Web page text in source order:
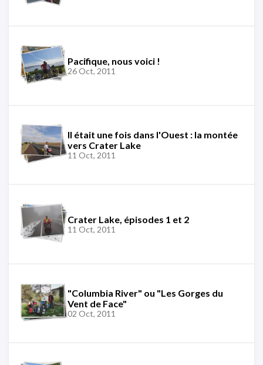
Pacifique, nous voici !
26 Oct, 2011
Il était une fois dans l'Ouest : la montée
vers Crater Lake
11 Oct, 2011
Crater Lake, épisodes 1 et 2
11 Oct, 2011
"Columbia River" ou "Les Gorges du
Vent de Face"
02 Oct, 2011